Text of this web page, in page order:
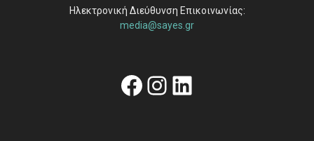
Ηλεκτρονική Διεύθυνση Επικοινωνίας:
media@sayes.gr
Facebook
Instagram
Linkedin